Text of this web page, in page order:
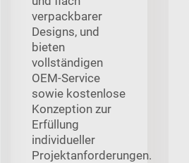
verpackbarer
Designs, und
bieten
vollständigen
OEM-Service
sowie kostenlose
Konzeption zur
Erfüllung
individueller
Projektanforderungen.